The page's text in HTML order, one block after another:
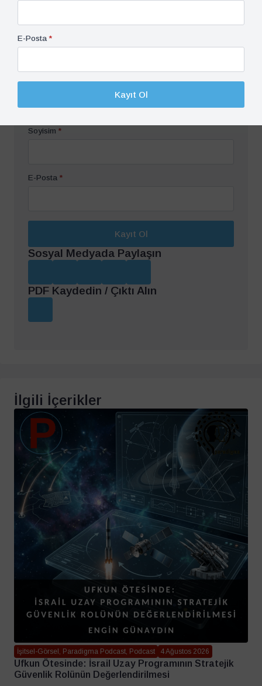
Bülten Aboneliği
İsim *
Soyisim *
E-Posta *
Kayıt Ol
Sosyal Medyada Paylaşın
PDF Kaydedin / Çıktı Alın
İlgili İçerikler
İşitsel-Görsel, Paradigma Podcast, Podcast 4 Ağustos 2026
Ufkun Ötesinde: İsrail Uzay Programının Stratejik
Güvenlik Rolünün Değerlendirilmesi
E-Posta *
Kayıt Ol